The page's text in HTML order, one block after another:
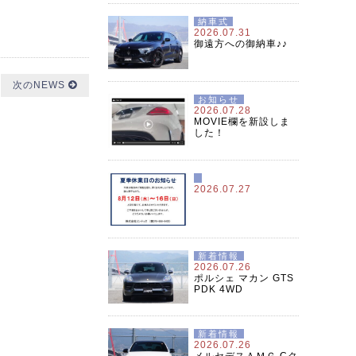
次のNEWS
納車式
2026.07.31
御遠方への御納車♪♪
お知らせ
2026.07.28
MOVIE欄を新設しま
した！
2026.07.27
新着情報
2026.07.26
ポルシェ マカン GTS
PDK 4WD
新着情報
2026.07.26